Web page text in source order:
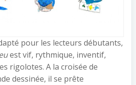
pour les lecteurs débutants,
est vif, rythmique, inventif,
rigolotes. A la croisée de
dessinée, il se prête